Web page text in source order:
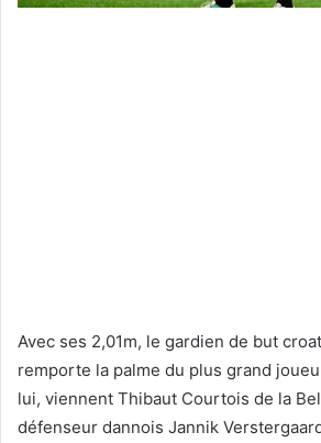
Avec ses 2,01m, le gardien de but
remporte la palme du plus grand
lui, viennent Thibaut Courtois de la
défenseur dannois Jannik